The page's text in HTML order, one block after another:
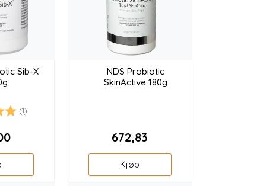
Sib-X
(1)
av 5 mulige
NDS Probiotic
SkinActive 180g
672,83
Kjøp